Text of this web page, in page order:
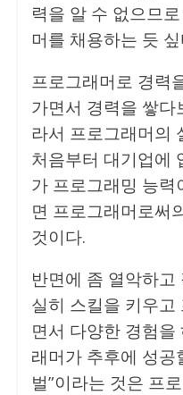
력을 알 수 없으므
머를 채용하는 듯 싶
프로그래머로 경력
가면서 경력을 쌓
라서 프로그래머의
처음부터 대기업에
가 프로그래밍 능
면 프로그래머로써
것이다.
반면에 좀 열악하
실히 스킬을 키우
면서 다양한 경험을
래머가 추후에 성공
벌”이라는 것은 프